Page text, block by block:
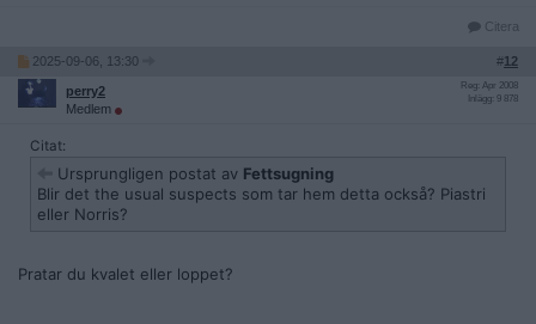
Citera
2025-09-06, 13:30 #12
perry2
Medlem
Reg: Apr 2008
Inlägg: 9 878
Citat:
Ursprungligen postat av Fettsugning
Blir det the usual suspects som tar hem detta också? Piastri
eller Norris?
Pratar du kvalet eller loppet?